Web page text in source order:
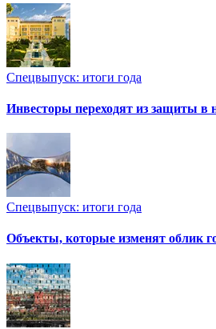
Спецвыпуск: итоги года
Инвесторы переходят из защиты в
Спецвыпуск: итоги года
Объекты, которые изменят облик